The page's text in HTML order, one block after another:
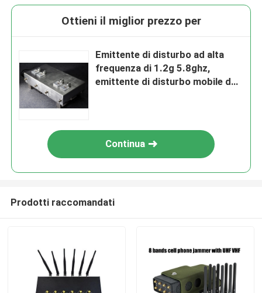
Ottieni il miglior prezzo per
Emittente di disturbo ad alta
frequenza di 1.2g 5.8ghz,
emittente di disturbo mobile del
Continua
Prodotti raccomandati